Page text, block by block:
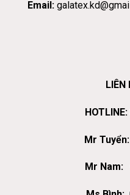
Email:
LIÊN
HOTLINE:
Mr Tuyển:
Mr Nam: